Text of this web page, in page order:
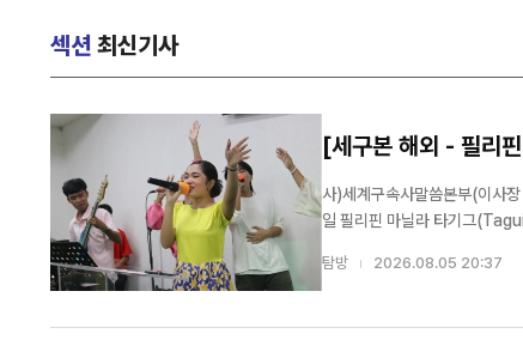
모두에게 큰 도움을 주신 월드쉐어에 감사드린
번 기탁이 병원 위생 관리에 실질적인 도움이 될
것으로 기대한다”고 말했다. 한편 월드쉐어는
세계 20여 개국에서 그룹홈, 해외아동결연, 교...
섹션 최신기사
[세구본 해외 - 필리
사)세계구속사말씀본부(이사
일 필리핀 마닐라 타기그
현태 목사, 통역 김다니엘 목사가
탐방 2026.08.05 20:37